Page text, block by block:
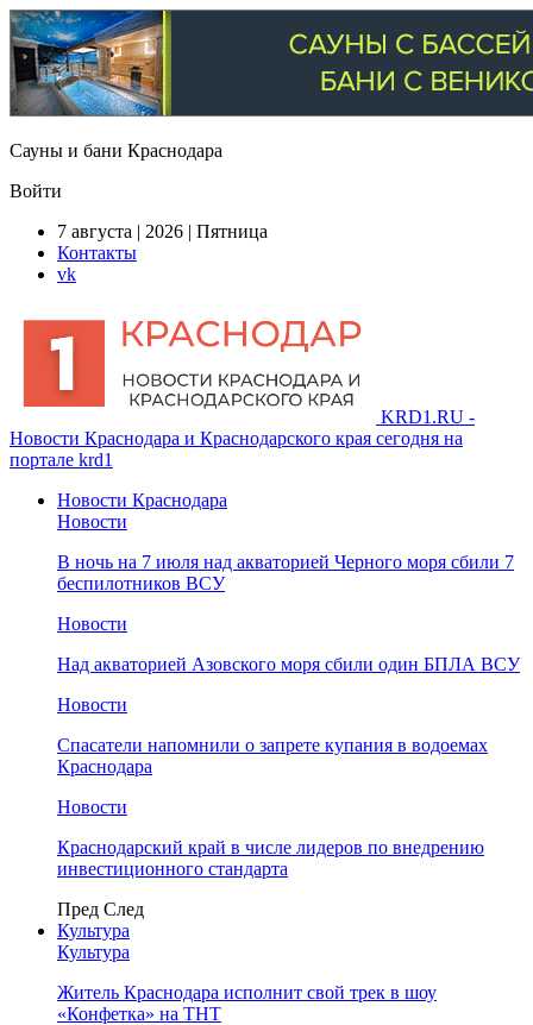
Сауны и бани Краснодара
Войти
7 августа | 2026 | Пятница
Контакты
vk
KRD1.RU -
Новости Краснодара и Краснодарского края сегодня на
портале krd1
Новости Краснодара
Новости
В ночь на 7 июля над акваторией Черного моря сбили 7
беспилотников ВСУ
Новости
Над акваторией Азовского моря сбили один БПЛА ВСУ
Новости
Спасатели напомнили о запрете купания в водоемах
Краснодара
Новости
Краснодарский край в числе лидеров по внедрению
инвестиционного стандарта
Пред След
Культура
Культура
Житель Краснодара исполнит свой трек в шоу
«Конфетка» на ТНТ